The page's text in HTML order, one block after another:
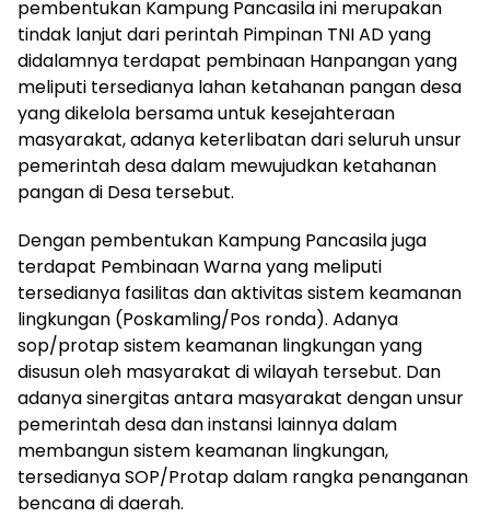
pembentukan Kampung Pancasila ini merupakan
tindak lanjut dari perintah Pimpinan TNI AD yang
didalamnya terdapat pembinaan Hanpangan yang
meliputi tersedianya lahan ketahanan pangan desa
yang dikelola bersama untuk kesejahteraan
masyarakat, adanya keterlibatan dari seluruh unsur
pemerintah desa dalam mewujudkan ketahanan
pangan di Desa tersebut.
Dengan pembentukan Kampung Pancasila juga
terdapat Pembinaan Warna yang meliputi
tersedianya fasilitas dan aktivitas sistem keamanan
lingkungan (Poskamling/Pos ronda). Adanya
sop/protap sistem keamanan lingkungan yang
disusun oleh masyarakat di wilayah tersebut. Dan
adanya sinergitas antara masyarakat dengan unsur
pemerintah desa dan instansi lainnya dalam
membangun sistem keamanan lingkungan,
tersedianya SOP/Protap dalam rangka penanganan
bencana di daerah.